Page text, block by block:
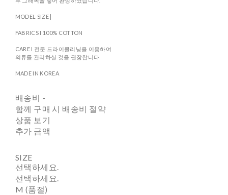
MODEL SIZE |
FABRICS I 100% COTTON
CARE I 전문 드라이클리닝을 이용하여
의류를 관리하실 것을 권장합니다.
MADE IN KOREA
배송비 -
함께 구매 시 배송비 절약
상품 보기
추가 금액
SIZE
선택하세요.
선택하세요.
M (품절)